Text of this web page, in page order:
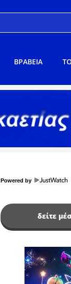
ΒΡΑΒΕΙΑ
Powered by
δείτε